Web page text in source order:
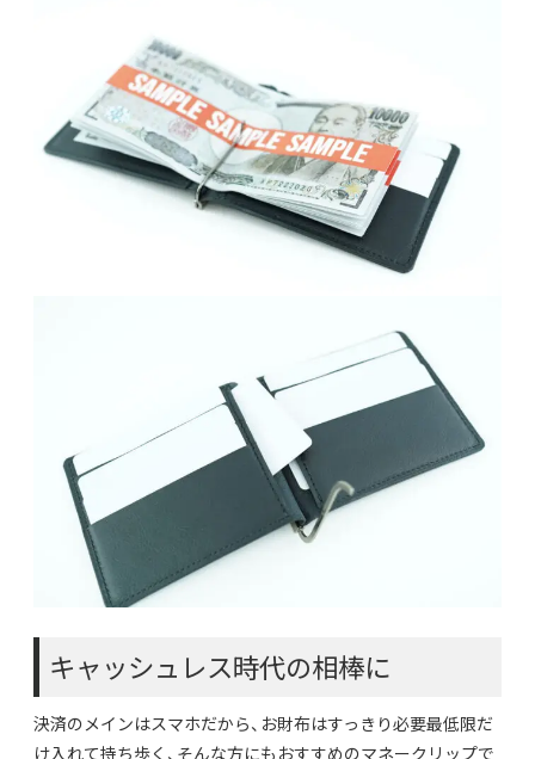
キャッシュレス時代の相棒に
決済のメインはスマホだから、お財布はすっきり必要最低限だ
け入れて持ち歩く、そんな方にもおすすめのマネークリップで